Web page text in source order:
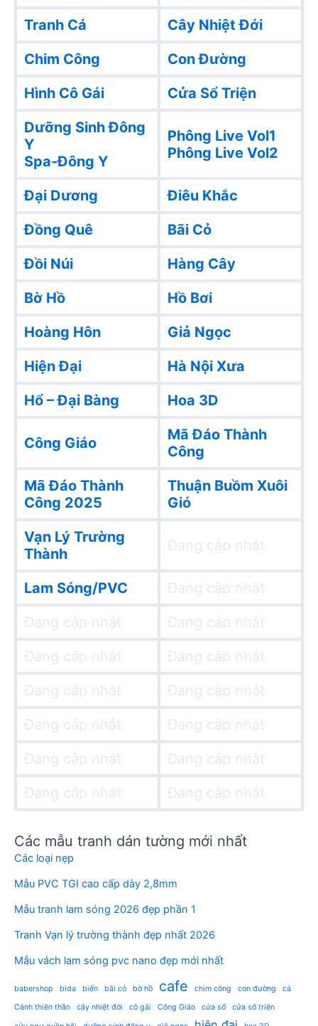
Tranh Cá
Cây Nhiệt Đới
Chim Công
Con Đường
Hình Cô Gái
Cửa Sổ Triện
Dưỡng Sinh Đông
Y
Spa-Đông Y
Phông Live Vol1
Phông Live Vol2
Đại Dương
Điêu Khắc
Đồng Quê
Bãi Cỏ
Đồi Núi
Hàng Cây
Bờ Hồ
Hồ Bơi
Hoàng Hôn
Giả Ngọc
Hiện Đại
Hà Nội Xưa
Hổ – Đại Bàng
Hoa 3D
Công Giáo
Mã Đáo Thành
Công
Mã Đáo Thành
Công 2025
Thuận Buồm Xuôi
Gió
Vạn Lý Trường
Thành
Đang cập nhật
Lam Sóng/PVC
Đang cập nhật
Đang cập nhật
Đang cập nhật
Đang cập nhật
Đang cập nhật
Đang cập nhật
Đang cập nhật
Đang cập nhật
Đang cập nhật
Đang cập nhật
Đang cập nhật
Đang cập nhật
Đang cập nhật
Các mẫu tranh dán tường mới nhất
Các loại nẹp
Mẫu PVC TGI cao cấp dày 2,8mm
Mẫu tranh lam sóng 2026 đẹp phần 1
Tranh Vạn lý trường thành đẹp nhất 2026
Mẫu vách lam sóng pvc nano đẹp mới nhất
babershop bida biển bãi cỏ bờ hồ cafe chim công con đường
cá
Cánh thiên thần
cây nhiệt đới cô gái Công Giáo cửa sổ cửa sổ triện